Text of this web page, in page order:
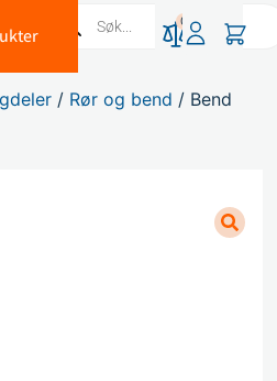
0
/ Rør og bend / Bend